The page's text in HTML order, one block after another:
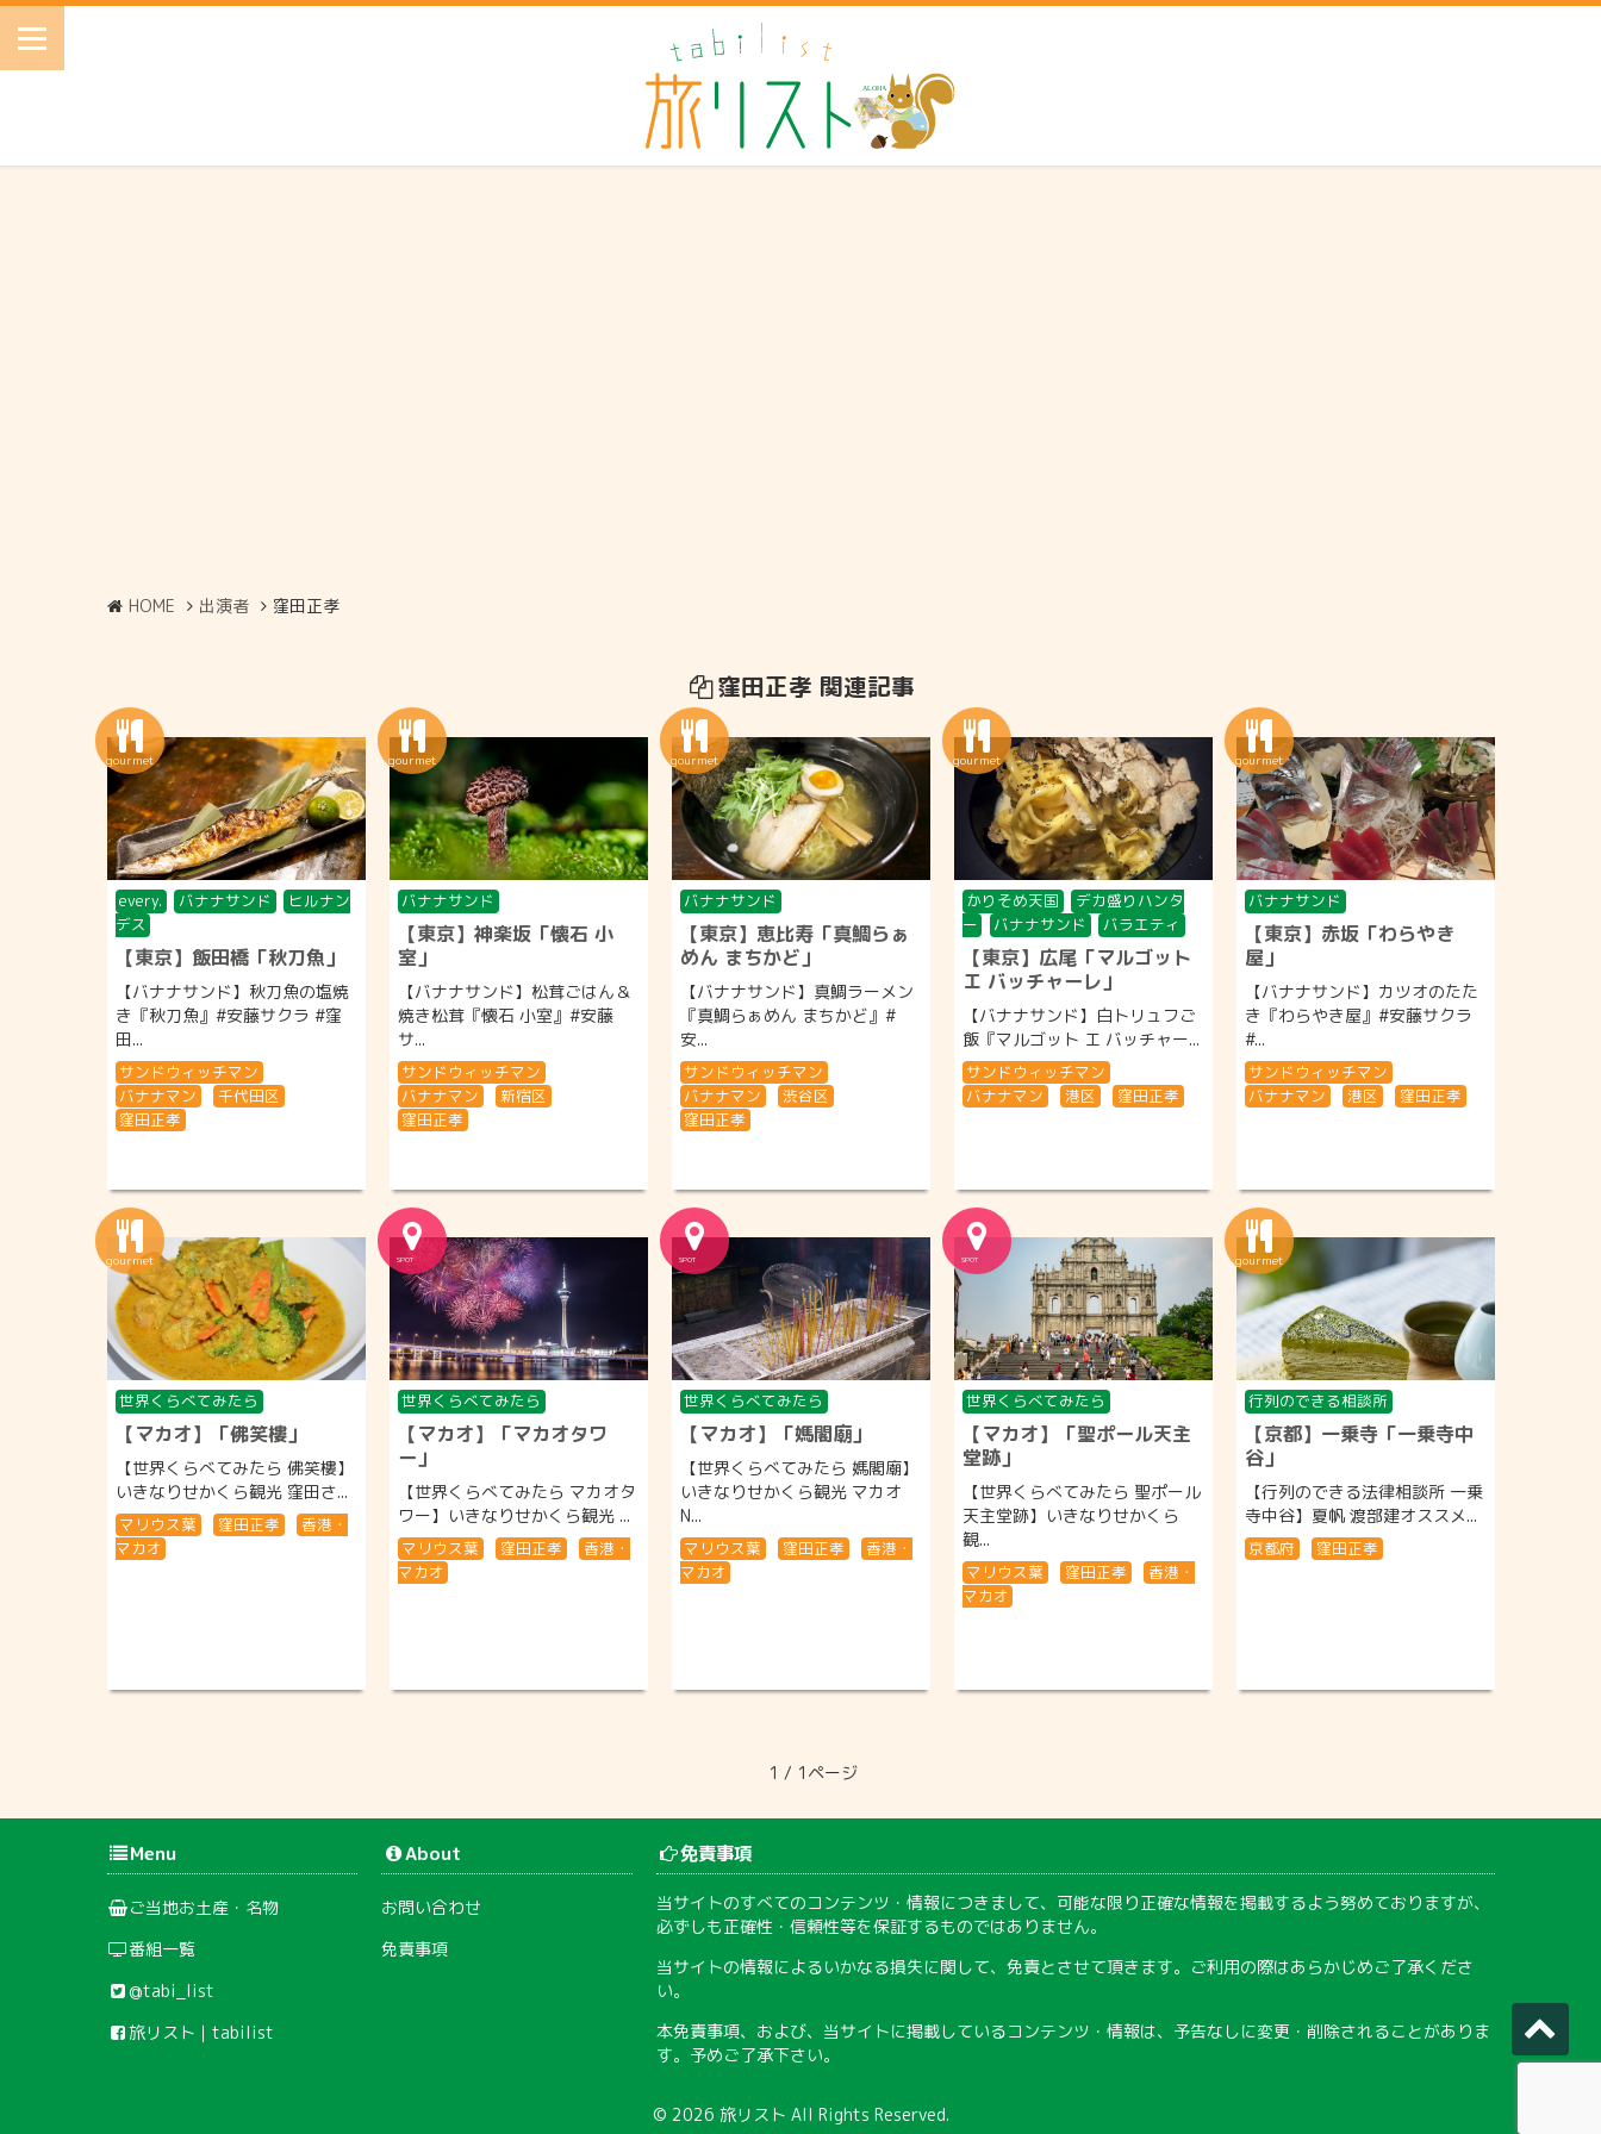
HOME 出演者 窪田正孝
窪田正孝 関連記事
every. バナナサンド
ヒルナン
デス
【東京】飯田橋「秋刀魚」
【バナナサンド】秋刀魚の塩焼
き『秋刀魚』#安藤サクラ #窪
田...
サンドウィッチマン
バナナマン
千代田区
窪田正孝
バナナサンド
【東京】神楽坂「懐石 小
室」
【バナナサンド】松茸ごはん＆
焼き松茸『懐石 小室』#安藤
サ...
サンドウィッチマン
バナナマン
新宿区
窪田正孝
バナナサンド
【東京】恵比寿「真鯛らぁ
めん まちかど」
【バナナサンド】真鯛ラーメン
『真鯛らぁめん まちかど』#
安...
サンドウィッチマン
バナナマン
渋谷区
窪田正孝
かりそめ天国
デカ盛りハンタ
ー
バナナサンド バラエティ
【東京】広尾「マルゴット
エ バッチャーレ」
【バナナサンド】白トリュフご
飯『マルゴット エ バッチャー...
サンドウィッチマン
バナナマン
港区 窪田正孝
バナナサンド
【東京】赤坂「わらやき
屋」
【バナナサンド】カツオのたた
き『わらやき屋』#安藤サクラ
#...
サンドウィッチマン
バナナマン
港区 窪田正孝
世界くらべてみたら
【マカオ】「佛笑樓」
【世界くらべてみたら 佛笑樓】
いきなりせかくら観光 窪田さ...
マリウス葉 窪田正孝
香港・
マカオ
世界くらべてみたら
【マカオ】「マカオタワ
ー」
【世界くらべてみたら マカオタ
ワー】いきなりせかくら観光 ...
マリウス葉 窪田正孝
香港・
マカオ
世界くらべてみたら
【マカオ】「媽閣廟」
【世界くらべてみたら 媽閣廟】
いきなりせかくら観光 マカオ
N...
マリウス葉 窪田正孝
香港・
マカオ
世界くらべてみたら
【マカオ】「聖ポール天主
堂跡」
【世界くらべてみたら 聖ポール
天主堂跡】いきなりせかくら
観...
マリウス葉 窪田正孝
香港・
マカオ
行列のできる相談所
【京都】一乗寺「一乗寺中
谷」
【行列のできる法律相談所 一乗
寺中谷】夏帆 渡部建オススメ...
京都府 窪田正孝
1 / 1ページ
Menu
ご当地お土産・名物
番組一覧
@tabi_list
旅リスト｜tabilist
About
お問い合わせ
免責事項
免責事項
当サイトのすべてのコンテンツ・情報につきまして、可能な限り正確な情報を掲載するよう努めておりますが、
必ずしも正確性・信頼性等を保証するものではありません。
当サイトの情報によるいかなる損失に関して、免責とさせて頂きます。ご利用の際はあらかじめご了承くださ
い。
本免責事項、および、当サイトに掲載しているコンテンツ・情報は、予告なしに変更・削除されることがありま
す。予めご了承下さい。
© 2026 旅リスト All Rights Reserved.